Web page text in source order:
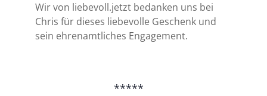
Wir von liebevoll.jetzt bedanken uns bei
Chris für dieses liebevolle Geschenk und
sein ehrenamtliches Engagement.
*****